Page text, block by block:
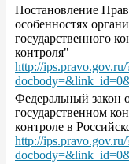
Постановление
особенностях
государственного
контроля"
http://ips.pravo.gov.ru/
Федеральный закон
государственном
контроле в
http://ips.pravo.gov.ru/